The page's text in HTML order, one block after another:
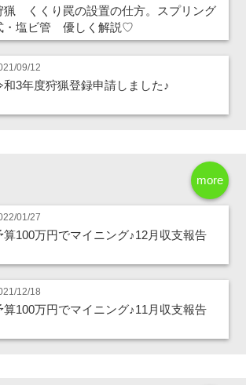
猟 くくり罠の設置の仕方。スプリング
・塩ビ管 優しく解説♡
09/12
和3年度狩猟登録申請しました♪
more
01/27
算100万円でマイニング♪12月収支報告
12/18
算100万円でマイニング♪11月収支報告